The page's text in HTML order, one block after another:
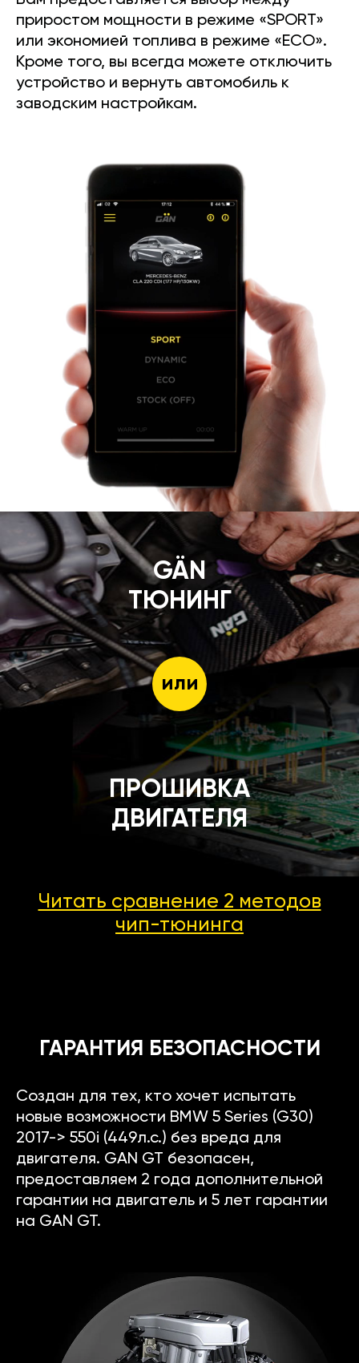
приростом мощности в режиме «SPORT»
или экономией топлива в режиме «ECO».
Кроме того, вы всегда можете отключить
устройство и вернуть автомобиль к
заводским настройкам.
GÄN
ТЮНИНГ
или
ПРОШИВКА
ДВИГАТЕЛЯ
Читать сравнение 2 методов
чип-тюнинга
ГАРАНТИЯ БЕЗОПАСНОСТИ
Создан для тех, кто хочет испытать
новые возможности BMW 5 Series (G30)
2017-> 550i (449л.с.) без вреда для
двигателя. GAN GT безопасен,
предоставляем 2 года дополнительной
гарантии на двигатель и 5 лет гарантии
на GAN GT.